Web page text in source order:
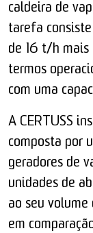
caldeira de
tarefa
de 16 t/h mais
termos
com uma
A CERTUSS
composta por
geradores de
unidades de
ao seu
em